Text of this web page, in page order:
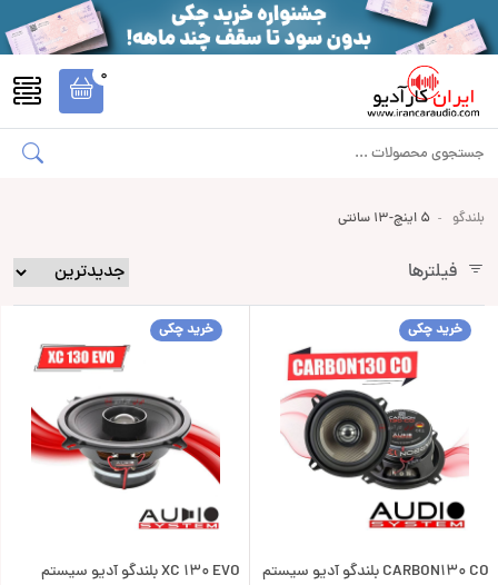
0
بلندگو 5 اینچ-13 سانتی
فیلترها
خرید چکی
CARBON130 CO بلندگو آدیو سیستم
خرید چکی
XC 130 EVO بلندگو آدیو سیستم